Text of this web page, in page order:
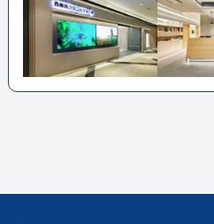
を目指します。